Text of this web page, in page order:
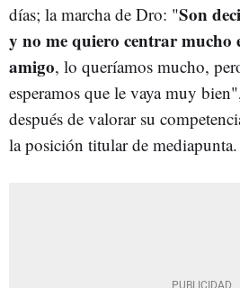
días; la marcha de Dro: "Son
y no me quiero centrar mucho
amigo, lo queríamos mucho,
esperamos que le vaya muy
después de valorar su
la posición titular de mediapunta.